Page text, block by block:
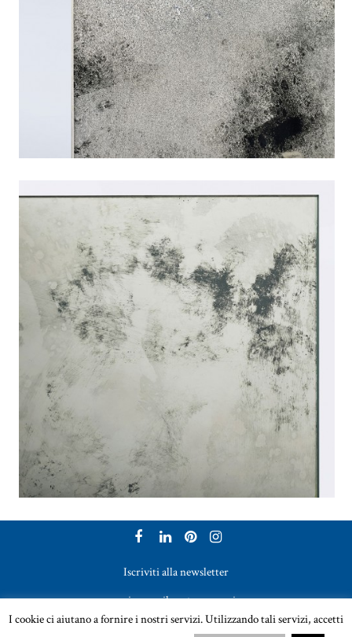
Iscriviti alla newsletter
per ricevere il nostro magazine
I cookie ci aiutano a fornire i nostri servizi. Utilizzando tali servizi, accetti